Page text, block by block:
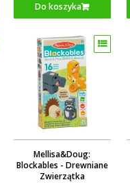
Do koszyka
Mellisa&Doug:
Blockables - Drewniane
Zwierzątka